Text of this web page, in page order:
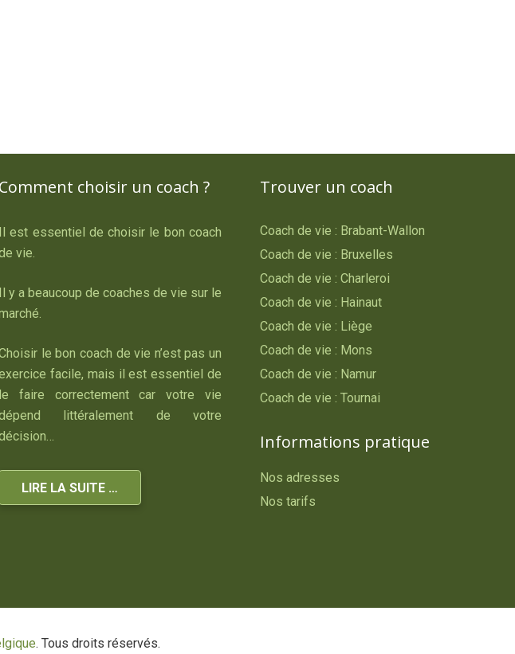
Comment choisir un coach ?
Il est essentiel de choisir le bon coach
vie.
Il y a beaucoup de coaches de vie sur le
le bon coach de vie n’est pas un
facile, mais il est essentiel de
le faire correctement car votre vie
littéralement de votre
LIRE LA SUITE …
Trouver un coach
Coach de vie : Brabant-Wallon
Coach de vie : Bruxelles
Coach de vie : Charleroi
Coach de vie : Hainaut
Coach de vie : Liège
Coach de vie : Mons
Coach de vie : Namur
Coach de vie : Tournai
Informations pratique
Nos adresses
Nos tarifs
. Tous droits réservés.